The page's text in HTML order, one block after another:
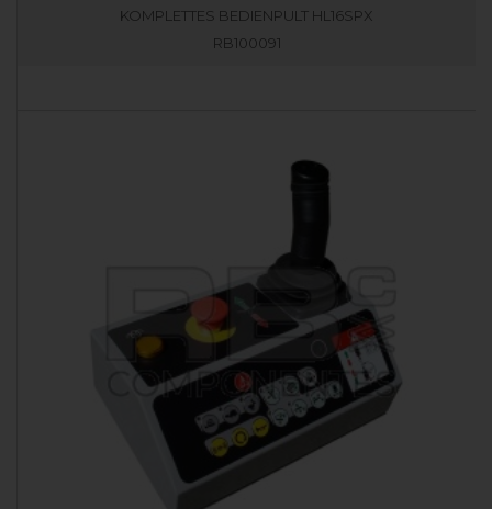
KOMPLETTES BEDIENPULT HL16SPX
RB100091